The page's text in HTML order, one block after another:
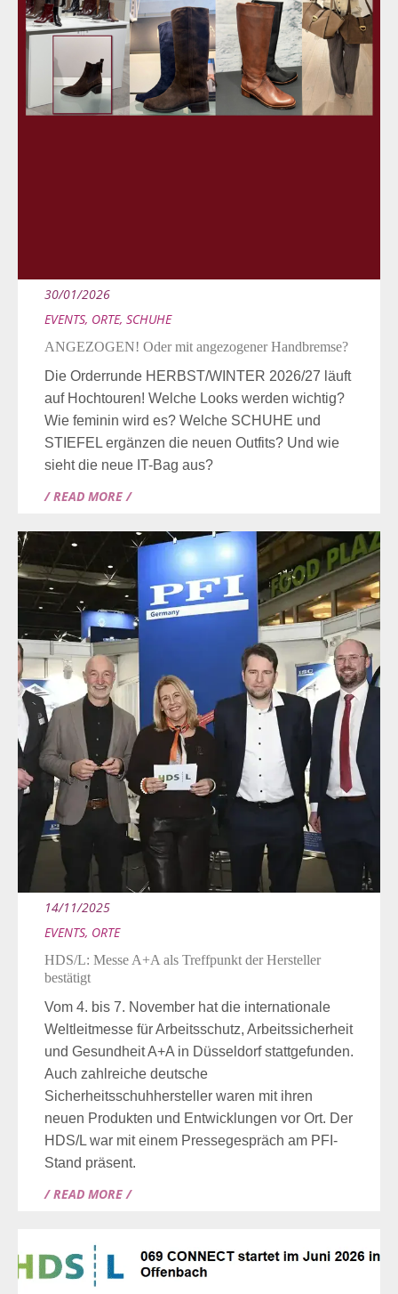
30/01/2026
EVENTS, ORTE, SCHUHE
ANGEZOGEN! Oder mit angezogener Handbremse?
Die Orderrunde HERBST/WINTER 2026/27 läuft
auf Hochtouren! Welche Looks werden wichtig?
Wie feminin wird es? Welche SCHUHE und
STIEFEL ergänzen die neuen Outfits? Und wie
sieht die neue IT-Bag aus?
/ READ MORE /
14/11/2025
EVENTS, ORTE
HDS/L: Messe A+A als Treffpunkt der Hersteller
bestätigt
Vom 4. bis 7. November hat die internationale
Weltleitmesse für Arbeitsschutz, Arbeitssicherheit
und Gesundheit A+A in Düsseldorf stattgefunden.
Auch zahlreiche deutsche
Sicherheitsschuhhersteller waren mit ihren
neuen Produkten und Entwicklungen vor Ort. Der
HDS/L war mit einem Pressegespräch am PFI-
Stand präsent.
/ READ MORE /